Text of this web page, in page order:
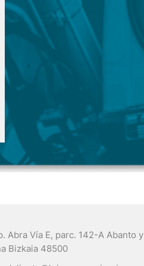
Abra Vía E, parc. 142-A Abanto y
Bizkaia 48500